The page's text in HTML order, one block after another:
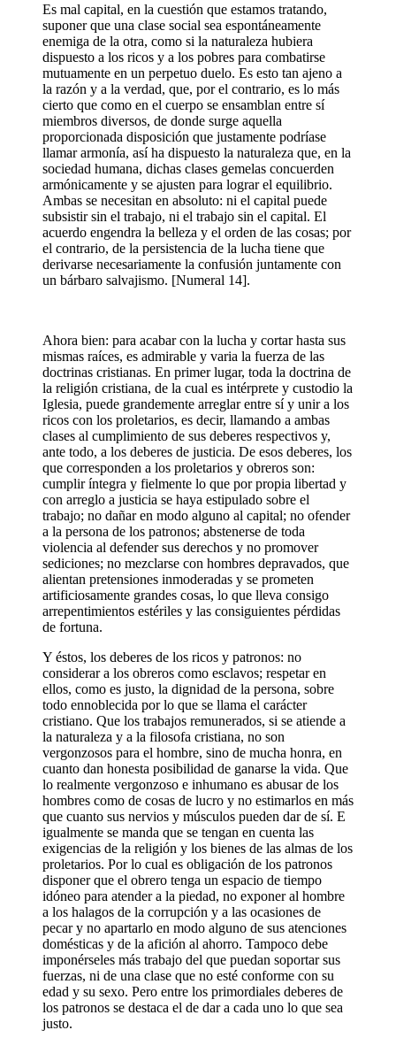
Es mal capital, en la cuestión que estamos tratando,
suponer que una clase social sea espontáneamente
enemiga de la otra, como si la naturaleza hubiera
dispuesto a los ricos y a los pobres para combatirse
mutuamente en un perpetuo duelo. Es esto tan ajeno a
la razón y a la verdad, que, por el contrario, es lo más
cierto que como en el cuerpo se ensamblan entre sí
miembros diversos, de donde surge aquella
proporcionada disposición que justamente podríase
llamar armonía, así ha dispuesto la naturaleza que, en la
sociedad humana, dichas clases gemelas concuerden
armónicamente y se ajusten para lograr el equilibrio.
Ambas se necesitan en absoluto: ni el capital puede
subsistir sin el trabajo, ni el trabajo sin el capital. El
acuerdo engendra la belleza y el orden de las cosas; por
el contrario, de la persistencia de la lucha tiene que
derivarse necesariamente la confusión juntamente con
un bárbaro salvajismo. [Numeral 14].
Ahora bien: para acabar con la lucha y cortar hasta sus
mismas raíces, es admirable y varia la fuerza de las
doctrinas cristianas. En primer lugar, toda la doctrina de
la religión cristiana, de la cual es intérprete y custodio la
Iglesia, puede grandemente arreglar entre sí y unir a los
ricos con los proletarios, es decir, llamando a ambas
clases al cumplimiento de sus deberes respectivos y,
ante todo, a los deberes de justicia. De esos deberes, los
que corresponden a los proletarios y obreros son:
cumplir íntegra y fielmente lo que por propia libertad y
con arreglo a justicia se haya estipulado sobre el
trabajo; no dañar en modo alguno al capital; no ofender
a la persona de los patronos; abstenerse de toda
violencia al defender sus derechos y no promover
sediciones; no mezclarse con hombres depravados, que
alientan pretensiones inmoderadas y se prometen
artificiosamente grandes cosas, lo que lleva consigo
arrepentimientos estériles y las consiguientes pérdidas
de fortuna.
Y éstos, los deberes de los ricos y patronos: no
considerar a los obreros como esclavos; respetar en
ellos, como es justo, la dignidad de la persona, sobre
todo ennoblecida por lo que se llama el carácter
cristiano. Que los trabajos remunerados, si se atiende a
la naturaleza y a la filosofa cristiana, no son
vergonzosos para el hombre, sino de mucha honra, en
cuanto dan honesta posibilidad de ganarse la vida. Que
lo realmente vergonzoso e inhumano es abusar de los
hombres como de cosas de lucro y no estimarlos en más
que cuanto sus nervios y músculos pueden dar de sí. E
igualmente se manda que se tengan en cuenta las
exigencias de la religión y los bienes de las almas de los
proletarios. Por lo cual es obligación de los patronos
disponer que el obrero tenga un espacio de tiempo
idóneo para atender a la piedad, no exponer al hombre
a los halagos de la corrupción y a las ocasiones de
pecar y no apartarlo en modo alguno de sus atenciones
domésticas y de la afición al ahorro. Tampoco debe
imponérseles más trabajo del que puedan soportar sus
fuerzas, ni de una clase que no esté conforme con su
edad y su sexo. Pero entre los primordiales deberes de
los patronos se destaca el de dar a cada uno lo que sea
justo.